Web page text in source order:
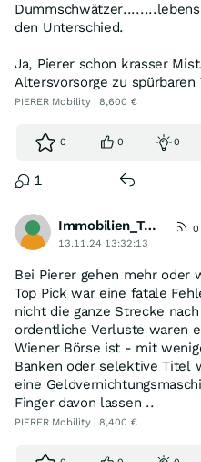
den Unterschied.
Ja, Pierer schon krasser
Altersvorsorge zu
PIERER Mobility | 8,600 €
0 0 0
1
Immobilien_Tycoon
0
13.11.24 13:32:13
Bei Pierer gehen mehr oder
Top Pick war eine fatale
nicht die ganze Strecke
ordentliche Verluste waren
Wiener Börse ist - mit
Banken oder selektive Titel
eine
Finger davon lassen ..
PIERER Mobility | 8,400 €